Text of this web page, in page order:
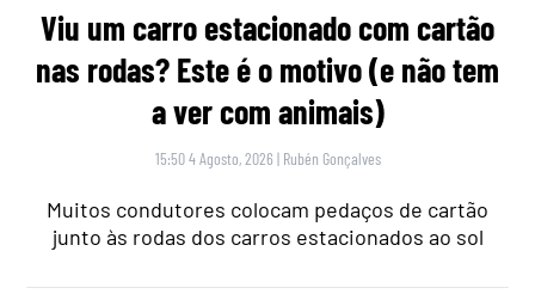
Viu um carro estacionado com cartão
nas rodas? Este é o motivo (e não tem
a ver com animais)
15:50 4 Agosto, 2026 | Rubén Gonçalves
Muitos condutores colocam pedaços de cartão
junto às rodas dos carros estacionados ao sol